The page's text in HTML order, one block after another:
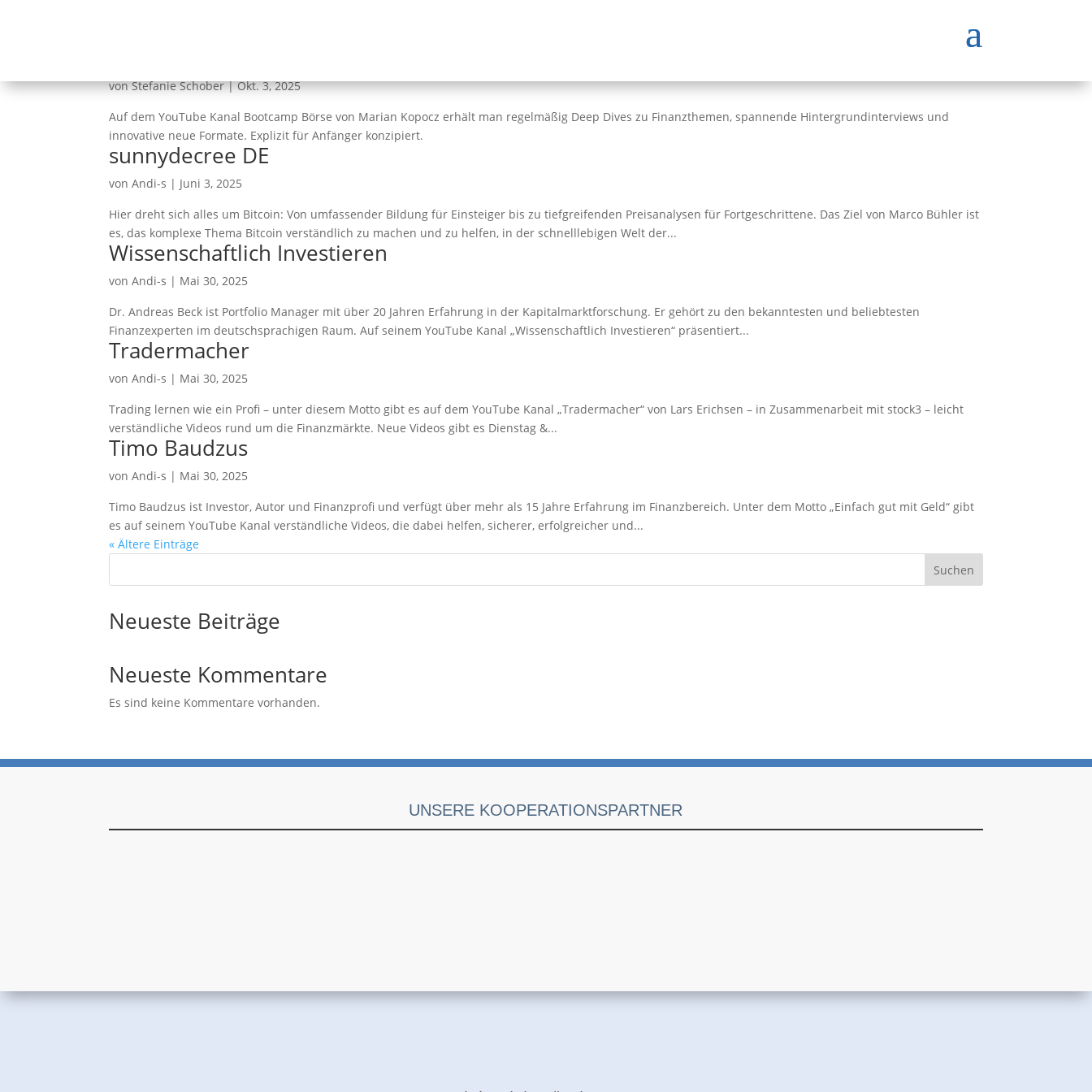
vonStefanie Schober|Okt. 3, 2025
Auf dem YouTube Kanal Bootcamp Börse von Marian Kopocz erhält man regelmäßig Deep Dives zu Finanzthemen, spannende Hintergrundinterviews und
innovative neue Formate. Explizit für Anfänger konzipiert.
sunnydecree DE
vonAndi-s | Juni 3, 2025
Hier dreht sich alles um Bitcoin: Von umfassender Bildung für Einsteiger bis zu tiefgreifenden Preisanalysen für Fortgeschrittene. Das Ziel von Marco Bühler ist
es, das komplexe Thema Bitcoin verständlich zu machen und zu helfen, in der schnelllebigen Welt der...
Wissenschaftlich Investieren
vonAndi-s | Mai 30, 2025
Dr. Andreas Beck ist Portfolio Manager mit über 20 Jahren Erfahrung in der Kapitalmarktforschung. Er gehört zu den bekanntesten und beliebtesten
Finanzexperten im deutschsprachigen Raum. Auf seinem YouTube Kanal „Wissenschaftlich Investieren“ präsentiert...
Tradermacher
vonAndi-s | Mai 30, 2025
Trading lernen wie ein Profi – unter diesem Motto gibt es auf dem YouTube Kanal „Tradermacher“ von Lars Erichsen – in Zusammenarbeit mit stock3 – leicht
verständliche Videos rund um die Finanzmärkte. Neue Videos gibt es Dienstag &...
Timo Baudzus
vonAndi-s | Mai 30, 2025
Timo Baudzus ist Investor, Autor und Finanzprofi und verfügt über mehr als 15 Jahre Erfahrung im Finanzbereich. Unter dem Motto „Einfach gut mit Geld“ gibt
es auf seinem YouTube Kanal verständliche Videos, die dabei helfen, sicherer, erfolgreicher und...
« Ältere Einträge
Suchen
Neueste Beiträge
Neueste Kommentare
Es sind keine Kommentare vorhanden.
UNSERE KOOPERATIONSPARTNER